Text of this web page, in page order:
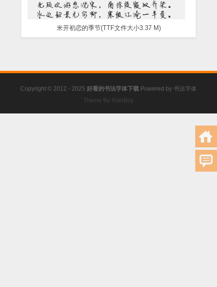
米开初恋的季节(TTF文件大小3.37 M)
Copyright © 2012 - 2025 好看的书法字体下载 Powered by 书法字体
Theme By XiaoBoy